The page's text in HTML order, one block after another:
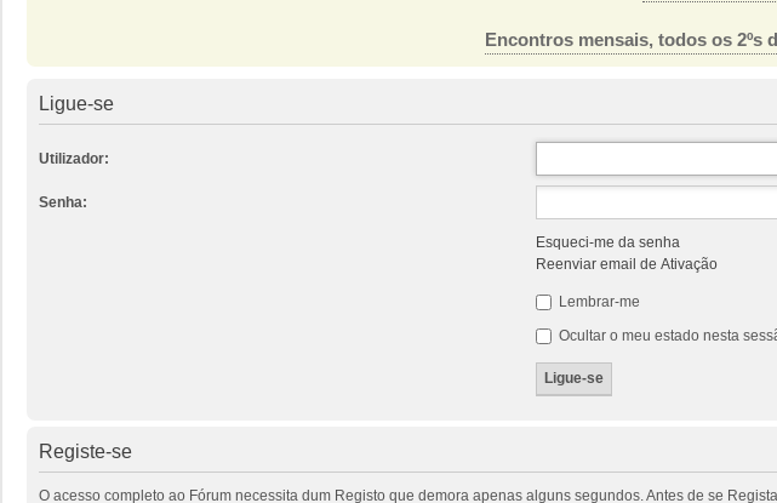
Encontros mensais, todos os 2ºs
Ligue-se
Utilizador:
Senha:
Esqueci-me da senha
Reenviar email de Ativação
Lembrar-me
Ocultar o meu estado nesta
Registe-se
O acesso completo ao Fórum necessita dum Registo que demora apenas alguns segundos. Antes de se